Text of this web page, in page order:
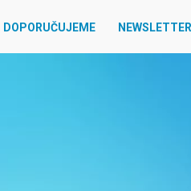
DOPORUČUJEME NEWSLETTER